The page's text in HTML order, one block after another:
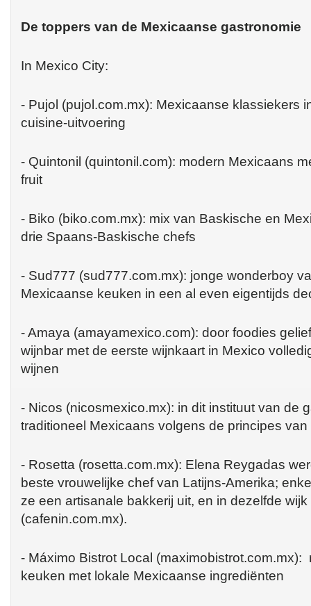
De toppers van de Mexicaanse gastronomie
In Mexico City:
- Pujol (pujol.com.mx): Mexicaanse klassiekers
cuisine-uitvoering
- Quintonil (quintonil.com): modern Mexicaans
fruit
- Biko (biko.com.mx): mix van Baskische en
drie Spaans-Baskische chefs
- Sud777 (sud777.com.mx): jonge wonderboy
Mexicaanse keuken in een al even eigentijds
- Amaya (amayamexico.com): door foodies
wijnbar met de eerste wijnkaart in Mexico
wijnen
- Nicos (nicosmexico.mx): in dit instituut van de
traditioneel Mexicaans volgens de principes
- Rosetta (rosetta.com.mx): Elena Reygadas
beste vrouwelijke chef van Latijns-Amerika;
ze een artisanale bakkerij uit, en in dezelfde
(cafenin.com.mx).
- Máximo Bistrot Local (maximobistrot.com.mx):
keuken met lokale Mexicaanse ingrediënten